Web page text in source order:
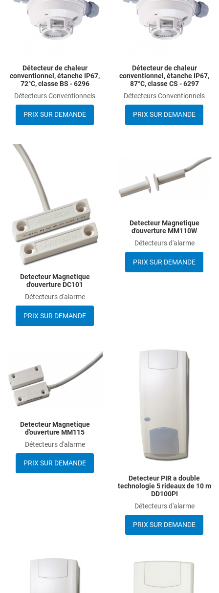
Quick View
Détecteur de chaleur
conventionnel, étanche IP67,
72°C, classe BS - 6296
Détecteurs Conventionnels
PRIX SUR DEMANDE
Détecteur de chaleur
conventionnel, étanche IP67,
87°C, classe CS - 6297
Détecteurs Conventionnels
PRIX SUR DEMANDE
Add to Compare
Quick View
Detecteur Magnetique
d'ouverture DC101
Détecteurs d'alarme
PRIX SUR DEMANDE
Detecteur Magnetique
d'ouverture MM110W
Détecteurs d'alarme
PRIX SUR DEMANDE
Add to Wishlist
Detecteur Magnetique
d'ouverture MM115
Détecteurs d'alarme
PRIX SUR DEMANDE
Detecteur PIR a double
technologie 5 rideaux de 10 m
DD100PI
Détecteurs d'alarme
PRIX SUR DEMANDE
Add to Wishlist
Add to Compare